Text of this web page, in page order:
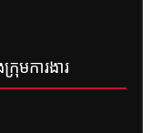
មការងារ